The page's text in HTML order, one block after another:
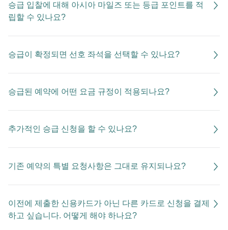
승급 입찰에 대해 아시아 마일즈 또는 등급 포인트를 적
립할 수 있나요?
승급이 확정되면 선호 좌석을 선택할 수 있나요?
승급된 예약에 어떤 요금 규정이 적용되나요?
추가적인 승급 신청을 할 수 있나요?
기존 예약의 특별 요청사항은 그대로 유지되나요?
이전에 제출한 신용카드가 아닌 다른 카드로 신청을 결제
하고 싶습니다. 어떻게 해야 하나요?